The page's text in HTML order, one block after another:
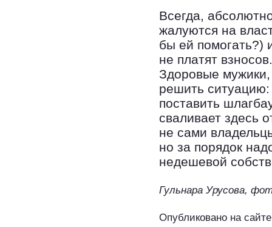
Всегда,
жалуются на
бы ей помогать?)
не платят
Здоровые
решить ситуацию:
поставить
сваливает здесь
не сами
но за порядок
недешевой
Гульнара Урусова,
Опубликовано на